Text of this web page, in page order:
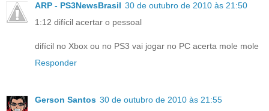
ARP - PS3NewsBrasil 30 de outubro de 2010 às 21:50
1:12 difícil acertar o pessoal
difícil no Xbox ou no PS3 vai jogar no PC acerta mole mole
Responder
Gerson Santos 30 de outubro de 2010 às 21:55